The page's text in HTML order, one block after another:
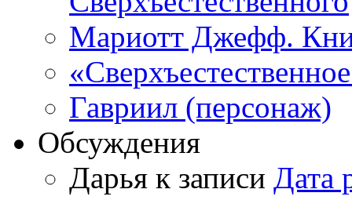
Мариотт Джефф.
Гавриил (персонаж)
Обсуждения
Дарья к записи Дата